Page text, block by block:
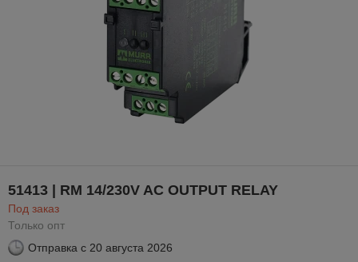
51413 | RM 14/230V AC OUTPUT RELAY
Под заказ
Только опт
Отправка с 20 августа 2026